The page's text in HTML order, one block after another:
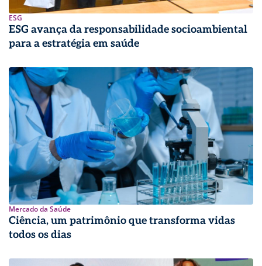
ESG
ESG avança da responsabilidade socioambiental
para a estratégia em saúde
Mercado da Saúde
Ciência, um patrimônio que transforma vidas
todos os dias